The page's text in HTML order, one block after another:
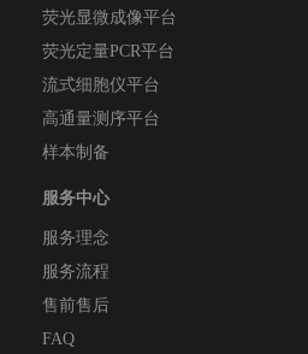
荧光显微成像平台
荧光定量PCR平台
流式细胞仪平台
高通量测序平台
样本制备
服务中心
服务理念
服务流程
售前售后
FAQ